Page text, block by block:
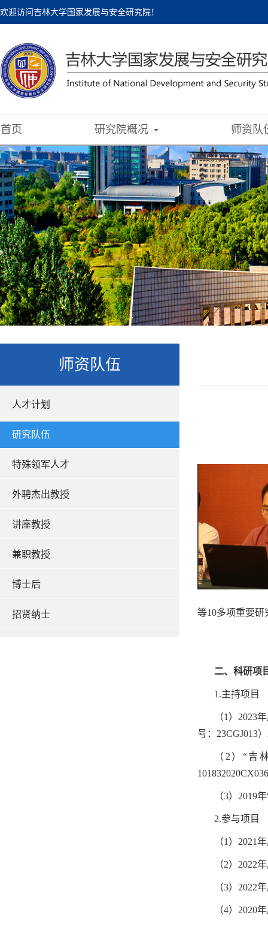
欢迎访问吉林大学国家发展与安全研究院！
首页 研究院概况 师资队
师资队伍
人才计划
研究队伍
特殊领军人才
外聘杰出教授
讲座教授
兼职教授
博士后
招贤纳士 等10多项重要
二、科研项
1.主持项目
（1）2023
号：23CGJ013
（2）“吉
（3）2019
2.参与项目
（1）2021
（2）2022
（3）2022
（4）2020